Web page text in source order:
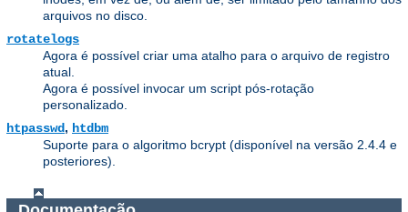
arquivos no disco.
rotatelogs
Agora é possível criar uma atalho para o arquivo de registro
atual.
Agora é possível invocar um script pós-rotação
personalizado.
htpasswd, htdbm
Suporte para o algoritmo bcrypt (disponível na versão 2.4.4 e
posteriores).